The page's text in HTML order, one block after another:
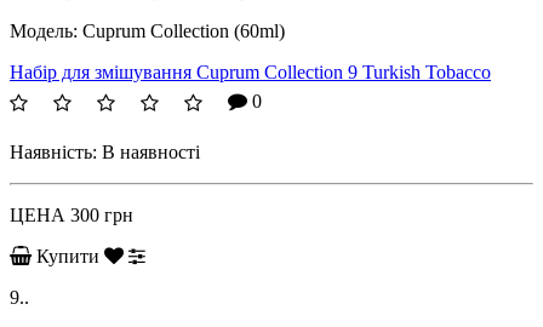
Модель: Cuprum Collection (60ml)
Набір для змішування Cuprum Collection 9 Turkish Tobacco
0
Наявність: В наявності
ЦЕНА 300 грн
Купити
9..